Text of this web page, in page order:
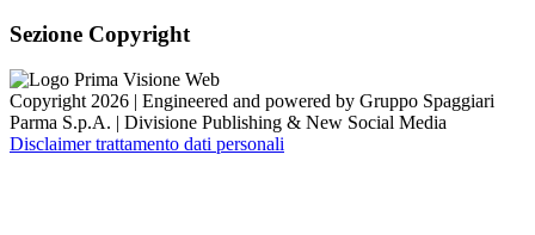
Sezione Copyright
Copyright 2026 | Engineered and powered by Gruppo Spaggiari
Parma S.p.A. | Divisione Publishing & New Social Media
Disclaimer trattamento dati personali